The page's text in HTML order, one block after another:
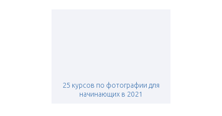
25 курсов по фотографии для
начинающих в 2021